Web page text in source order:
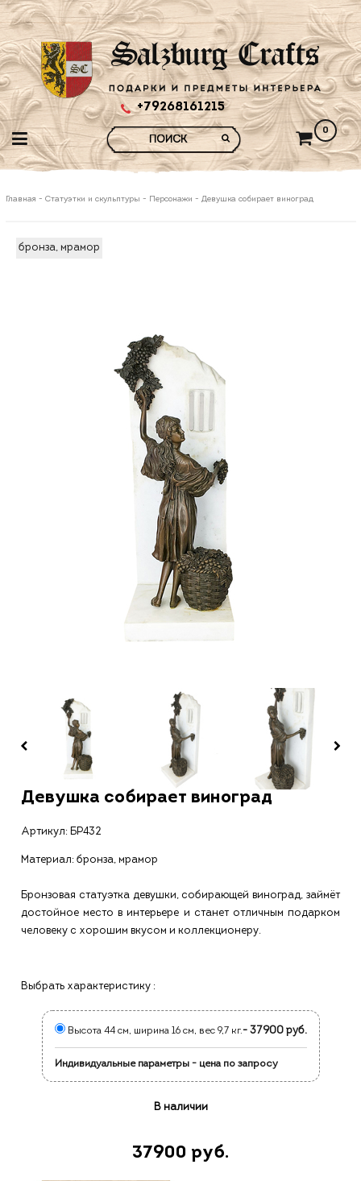
+79268161215
0
Главная - Статуэтки и скульптуры - Персонажи - Девушка собирает виноград
бронза, мрамор
Девушка собирает виноград
Артикул: БР432
Материал: бронза, мрамор
Бронзовая статуэтка девушки, собирающей виноград, займёт
достойное место в интерьере и станет отличным подарком
человеку с хорошим вкусом и коллекционеру.
Выбрать характеристику :
Высота 44 см, ширина 16 см, вес 9,7 кг.- 37900 руб.
Индивидуальные параметры - цена по запросу
В наличии
37900 руб.